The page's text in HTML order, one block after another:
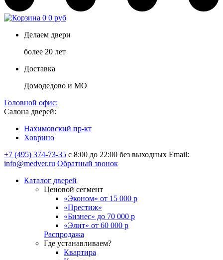
0 0 руб
Делаем двери
более 20 лет
Доставка
Домодедово и МО
Головной офис:
Салона дверей:
Нахимовский пр-кт
Ховрино
+7 (495) 374-73-35 с 8:00 до 22:00 без выходных Email:
info@medver.ru Обратный звонок
Каталог дверей
Ценовой сегмент
«Эконом» от 15 000 р
«Престиж»
«Бизнес» до 70 000 р
«Элит» от 60 000 р
Распродажа
Где устанавливаем?
Квартира